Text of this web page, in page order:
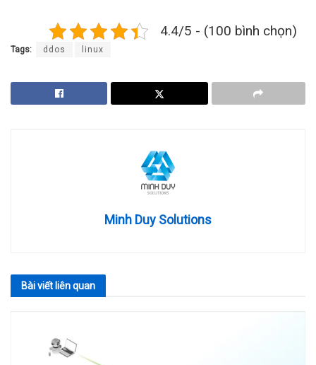
4.4/5 - (100 bình chọn)
Tags: ddos linux
Minh Duy Solutions
Bài viết liên quan